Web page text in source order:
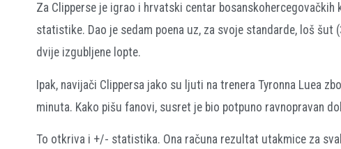
Za Clipperse je igrao i hrvatski centar
statistike. Dao je sedam poena uz, za svoje standarde, loš
dvije izgubljene lopte.
Ipak, navijači Clippersa jako su ljuti na trenera Tyronna Luea
minuta. Kako pišu fanovi, susret je bio potpuno ravnopravan
To otkriva i +/- statistika. Ona računa rezultat utakmice za